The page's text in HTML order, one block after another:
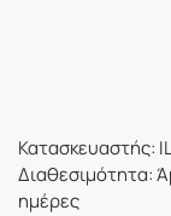
Κατασκευαστής:
Διαθεσιμότητα:
ημέρες